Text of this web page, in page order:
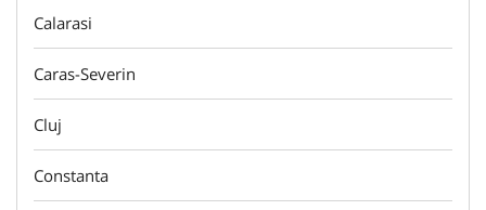
Calarasi
Caras-Severin
Cluj
Constanta